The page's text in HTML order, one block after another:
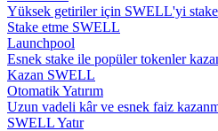
Yüksek getiriler için SWELL'yi
Stake etme SWELL
Launchpool
Esnek stake ile popüler tokenler
Kazan SWELL
Otomatik Yatırım
Uzun vadeli kâr ve esnek faiz
SWELL Yatır